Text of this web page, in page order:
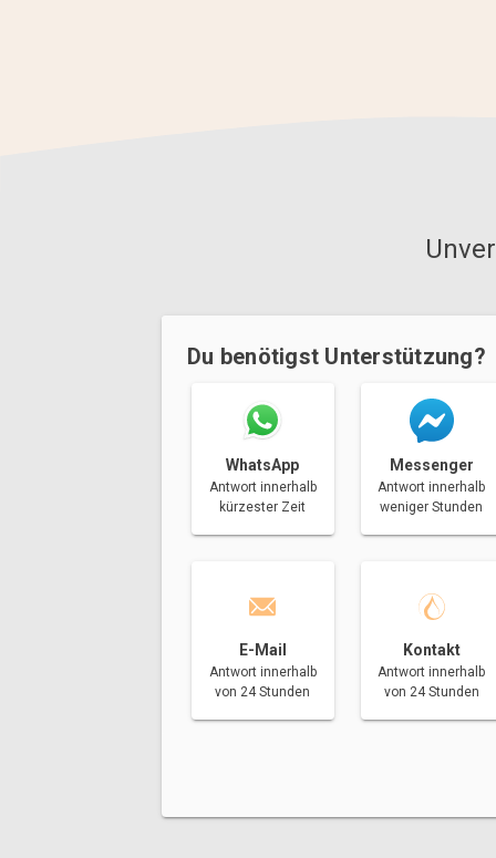
Du benötigst Unterstützung?
WhatsApp
Antwort innerhalb
kürzester Zeit
Messenger
Antwort innerhalb
weniger Stunden
E-Mail
Antwort innerhalb
von 24 Stunden
Kontakt
Antwort innerhalb
von 24 Stunden